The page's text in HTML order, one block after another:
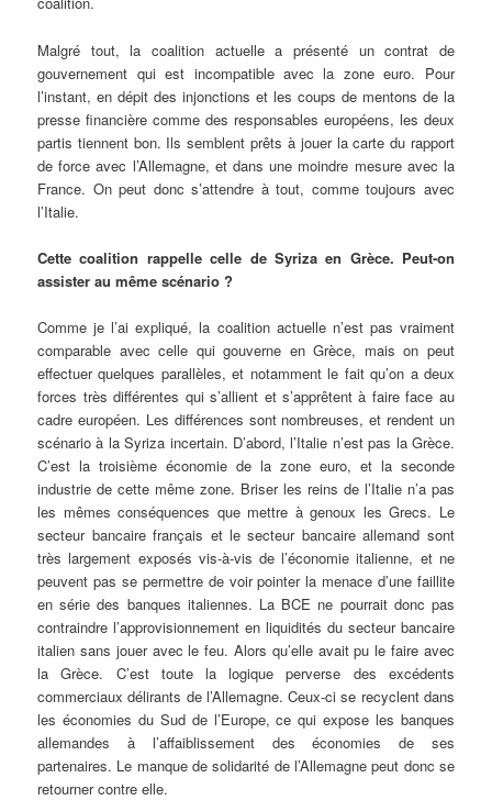
Malgré tout, la coalition actuelle a présenté un contrat de
gouvernement qui est incompatible avec la zone euro. Pour
l’instant, en dépit des injonctions et les coups de mentons de la
presse financière comme des responsables européens, les deux
partis tiennent bon. Ils semblent prêts à jouer la carte du rapport
de force avec l’Allemagne, et dans une moindre mesure avec la
France. On peut donc s’attendre à tout, comme toujours avec
l’Italie.
Cette coalition rappelle celle de Syriza en Grèce. Peut-on
assister au même scénario ?
Comme je l’ai expliqué, la coalition actuelle n’est pas vraiment
comparable avec celle qui gouverne en Grèce, mais on peut
effectuer quelques parallèles, et notamment le fait qu’on a deux
forces très différentes qui s’allient et s’apprêtent à faire face au
cadre européen. Les différences sont nombreuses, et rendent un
scénario à la Syriza incertain. D’abord, l’Italie n’est pas la Grèce.
C’est la troisième économie de la zone euro, et la seconde
industrie de cette même zone. Briser les reins de l’Italie n’a pas
les mêmes conséquences que mettre à genoux les Grecs. Le
secteur bancaire français et le secteur bancaire allemand sont
très largement exposés vis-à-vis de l’économie italienne, et ne
peuvent pas se permettre de voir pointer la menace d’une faillite
en série des banques italiennes. La BCE ne pourrait donc pas
contraindre l’approvisionnement en liquidités du secteur bancaire
italien sans jouer avec le feu. Alors qu’elle avait pu le faire avec
la Grèce. C’est toute la logique perverse des excédents
commerciaux délirants de l’Allemagne. Ceux-ci se recyclent dans
les économies du Sud de l’Europe, ce qui expose les banques
allemandes à l’affaiblissement des économies de ses
partenaires. Le manque de solidarité de l’Allemagne peut donc se
retourner contre elle.